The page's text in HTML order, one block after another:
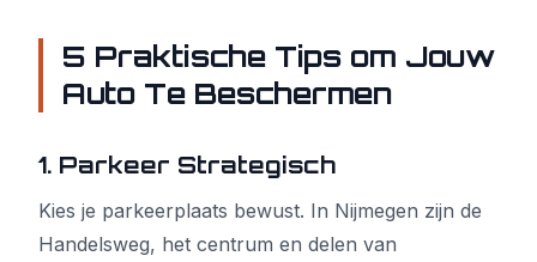
5 Praktische Tips om Jouw
Auto Te Beschermen
1. Parkeer Strategisch
Kies je parkeerplaats bewust. In Nijmegen zijn de
Handelsweg, het centrum en delen van